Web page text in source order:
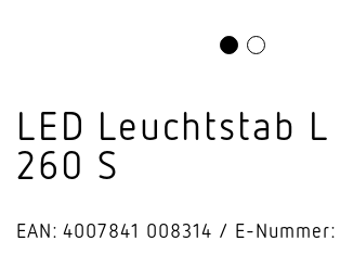
LED Leuchtstab L
260 S
EAN: 4007841 008314 E-